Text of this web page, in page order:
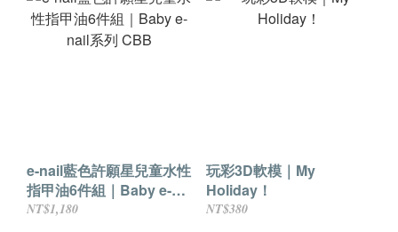
e-nail藍色許願星兒童水性
指甲油6件組｜Baby e-
nail系列 CBB
NT$1,180
玩彩3D軟模｜My
Holiday！
NT$380